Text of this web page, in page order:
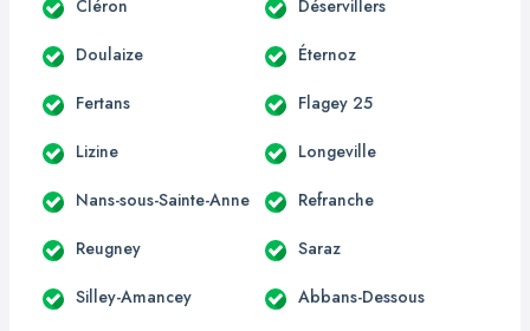
Cléron Déservillers
Doulaize Éternoz
Fertans Flagey 25
Lizine Longeville
Nans-sous-Sainte-Anne Refranche
Reugney Saraz
Silley-Amancey Abbans-Dessous